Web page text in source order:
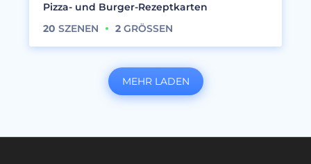
Pizza- und Burger-Rezeptkarten
20 SZENEN 2 GRÖSSEN
MEHR LADEN